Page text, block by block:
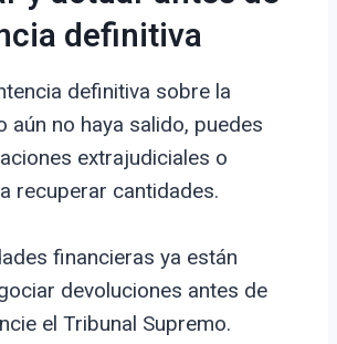
definitiva
definitiva sobre la
aún no haya salido, puedes
extrajudiciales o
recuperar cantidades.
financieras ya están
devoluciones antes de
el Tribunal Supremo.